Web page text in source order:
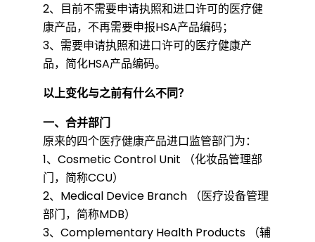
部
分
产
品
不
2、目前不需要申请执照和进口许可的医疗健
康产品，不再需要申报HSA产品编码；
3、需要申请执照和进口许可的医疗健康产
品，简化HSA产品编码。
以上变化与之前有什么不同？
一、合并部门
原来的四个医疗健康产品进口监管部门为：
1、Cosmetic Control Unit （化妆品管理部
门，简称CCU）
2、Medical Device Branch （医疗设备管理
部门，简称MDB）
3、Complementary Health Products （辅